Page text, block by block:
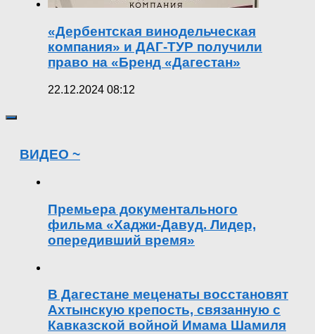
«Дербентская винодельческая
компания» и ДАГ-ТУР получили
право на «Бренд «Дагестан»
22.12.2024 08:12
ВИДЕО ~
Премьера документального
фильма «Хаджи-Давуд. Лидер,
опередивший время»
В Дагестане меценаты восстановят
Ахтынскую крепость, связанную с
Кавказской войной Имама Шамиля